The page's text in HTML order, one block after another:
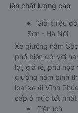
lên chất lượng cao
Giới thiệu
Sơn - Hà Nội
Xe giường nằm
phổ biến đối với
lợi, giá rẻ, phù hợp
giường nằm bình
loại xe đi Vĩnh
cấp ở mức tốt
Tiện ích